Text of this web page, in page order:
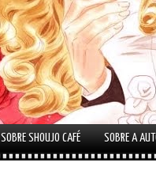
SOBRE SHOUJO CAFÉ SOBRE A